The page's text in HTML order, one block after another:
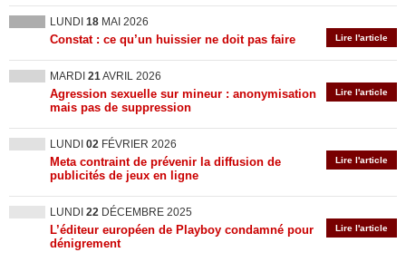
LUNDI 18 MAI 2026
Lire l'article
Constat : ce qu’un huissier ne doit pas faire
MARDI 21AVRIL 2026
Lire l'article
Agression sexuelle sur mineur : anonymisation
mais pas de suppression
LUNDI 02 FÉVRIER 2026
Lire l'article
Meta contraint de prévenir la diffusion de
publicités de jeux en ligne
LUNDI 22 DÉCEMBRE 2025
Lire l'article
L’éditeur européen de Playboy condamné pour
dénigrement